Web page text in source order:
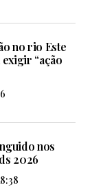
no rio Este
“ação
nos
2026